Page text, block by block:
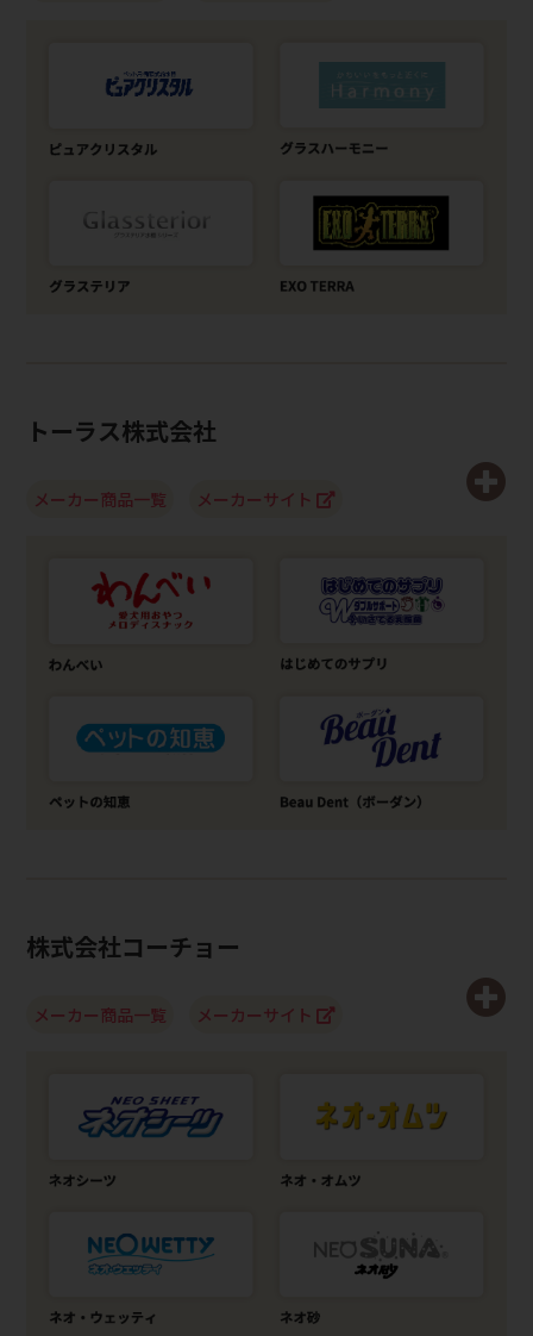
トーラス株式会社
メーカー商品一覧 メーカーサイト
株式会社コーチョー
メーカー商品一覧 メーカーサイト